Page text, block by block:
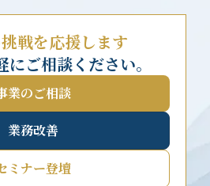
戦を応援します
にご相談ください。
業のご相談
業務改善
ミナー登壇